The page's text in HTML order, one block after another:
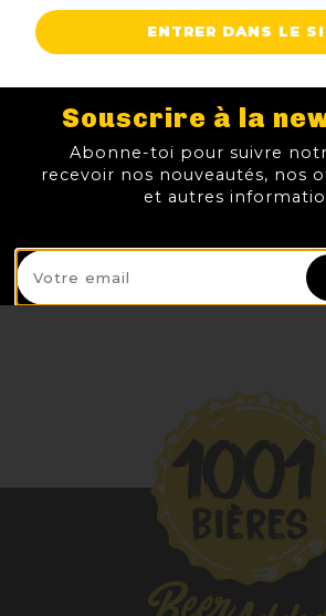
DUPONT BONS VOEUX
6,00 €
TTCPrix
O HARA IRISH STOUT
3,20 €
TTCPrix
KAPITTEL PATER
TTC
ENTRER DANS LE
Souscrire à la
Abonne-toi pour suivre
recevoir nos nouveautés, nos
et autres